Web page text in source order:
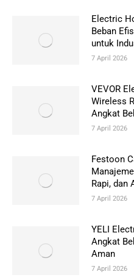
Electric
Beban
untuk
7 April 2026
VEVOR
Wireless
Angkat
7 April 2026
Festoon
Rapi, dan
7 April 2026
YELI
Angkat
Aman
7 April 2026